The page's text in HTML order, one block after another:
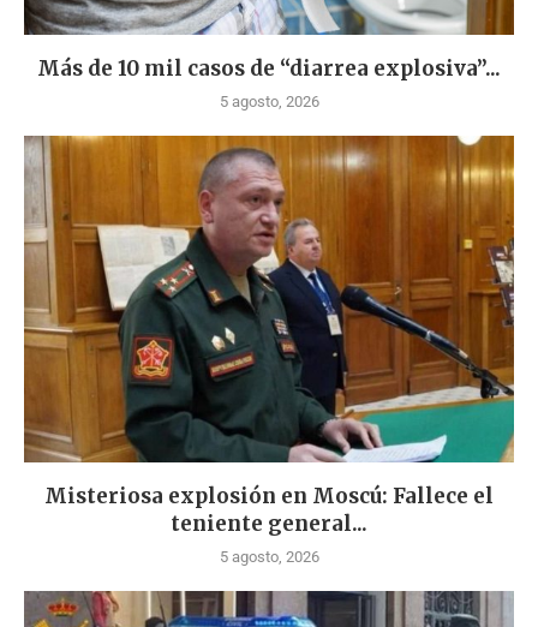
Más de 10 mil casos de “diarrea explosiva”...
5 agosto, 2026
Misteriosa explosión en Moscú: Fallece el
teniente general...
5 agosto, 2026